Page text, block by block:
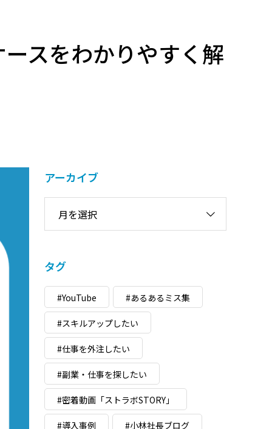
スをわかりやすく解
アーカイブ
月を選択
タグ
#YouTube #あるあるミス集
#スキルアップしたい
#仕事を外注したい
#副業・仕事を探したい
#密着動画「ストラボSTORY」
#導入事例 #小林社長ブログ